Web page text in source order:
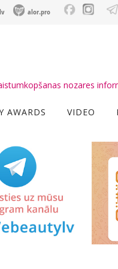
alor.pro
nozares
AWARDS VIDEO